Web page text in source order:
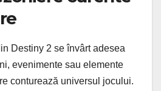
Destiny 2 se învârt adesea
evenimente sau elemente
conturează universul jocului.